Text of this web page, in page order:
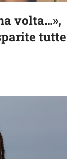
volta…»,
tutte